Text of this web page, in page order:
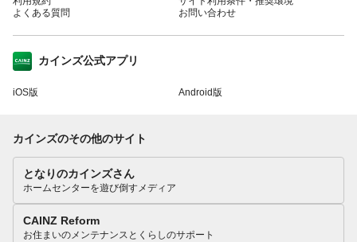
よくある質問
お問い合わせ
カインズ公式アプリ
iOS版 Android版
カインズのその他のサイト
となりのカインズさん
ホームセンターを遊び倒すメディア
CAINZ Reform
お住まいのメンテナンスとくらしのサポート